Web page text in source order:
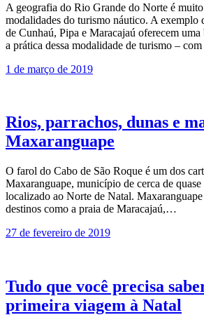
A geografia do Rio Grande do Norte é
modalidades do turismo náutico. A exemplo
de Cunhaú, Pipa e Maracajaú oferecem uma
a prática dessa modalidade de turismo –
1 de março de 2019
Rios, parrachos, dunas e
Maxaranguape
O farol do Cabo de São Roque é um dos
Maxaranguape, município de cerca de
localizado ao Norte de Natal.
destinos como a praia de Maracajaú,…
27 de fevereiro de 2019
Tudo que você precisa
primeira viagem à Natal